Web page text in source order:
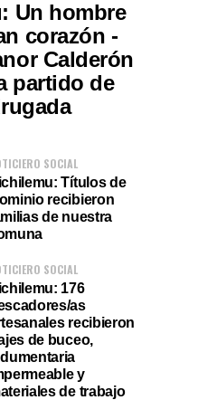
Un hombre
corazón -
Calderón
partido de
SOCIAL
Títulos de
recibieron
de nuestra
SOCIAL
176
as
recibieron
de buceo,
y
de trabajo